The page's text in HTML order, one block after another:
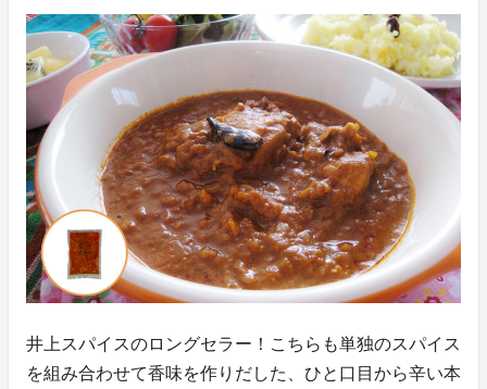
井上スパイスのロングセラー！こちらも単独のスパイス
を組み合わせて香味を作りだした、ひと口目から辛い本